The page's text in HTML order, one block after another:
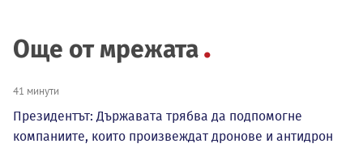
Още от мрежата
41 минути
Президентът: Държавата трябва да подпомогне
компаниите, които произвеждат дронове и антидрон